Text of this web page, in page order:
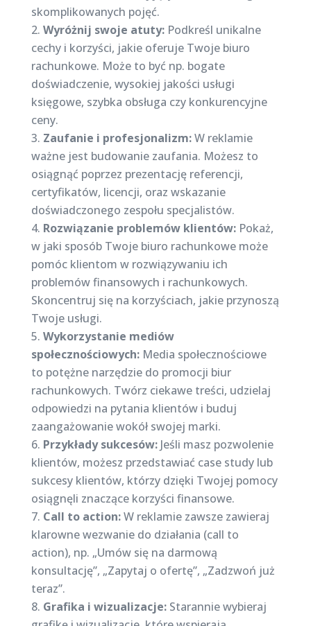
skomplikowanych pojęć.
Wyróżnij swoje atuty:Podkreśl unikalne
cechy i korzyści, jakie oferuje Twoje biuro
rachunkowe. Może to być np. bogate
doświadczenie, wysokiej jakości usługi
księgowe, szybka obsługa czy konkurencyjne
ceny.
Zaufanie i profesjonalizm:W reklamie
ważne jest budowanie zaufania. Możesz to
osiągnąć poprzez prezentację referencji,
certyfikatów, licencji, oraz wskazanie
doświadczonego zespołu specjalistów.
Rozwiązanie problemów klientów:Pokaż,
w jaki sposób Twoje biuro rachunkowe może
pomóc klientom w rozwiązywaniu ich
problemów finansowych i rachunkowych.
Skoncentruj się na korzyściach, jakie przynoszą
Twoje usługi.
Wykorzystanie mediów
społecznościowych:Media społecznościowe
to potężne narzędzie do promocji biur
rachunkowych. Twórz ciekawe treści, udzielaj
odpowiedzi na pytania klientów i buduj
zaangażowanie wokół swojej marki.
Przykłady sukcesów:Jeśli masz pozwolenie
klientów, możesz przedstawiać case study lub
sukcesy klientów, którzy dzięki Twojej pomocy
osiągnęli znaczące korzyści finansowe.
Call to action:W reklamie zawsze zawieraj
klarowne wezwanie do działania (call to
action), np. „Umów się na darmową
konsultację”, „Zapytaj o ofertę”, „Zadzwoń już
teraz”.
Grafika i wizualizacje:Starannie wybieraj